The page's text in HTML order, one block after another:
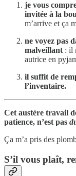
je vous
invitée à la
m’arrive et ça
ne voyez pas
malveillant : il
autrice en
il suffit de
l’inventaire.
Cet austère travail
patience, n’est pas
Ça m’a pris des
S’il vous plaît,